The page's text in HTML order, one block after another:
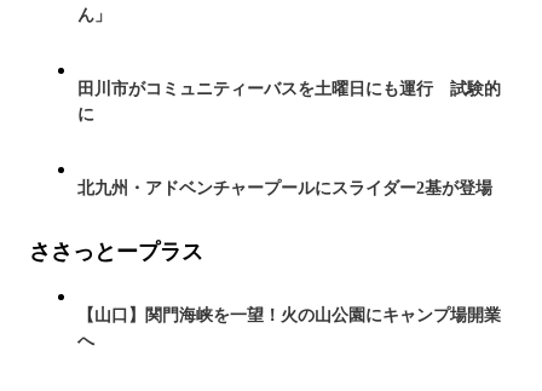
ん」
田川市がコミュニティーバスを土曜日にも運行 試験的
に
北九州・アドベンチャープールにスライダー2基が登場
ささっとープラス
【山口】関門海峡を一望！火の山公園にキャンプ場開業
へ